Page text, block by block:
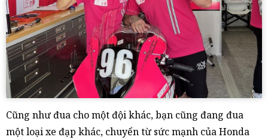
Cũng như đua cho một đội khác, bạn cũng đang đua
một loại xe đạp khác, chuyển từ sức mạnh của Honda